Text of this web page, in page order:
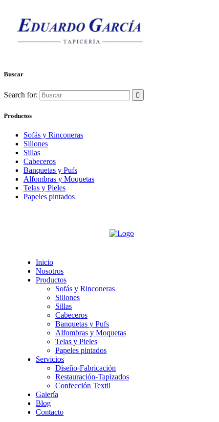
Buscar
Search for:
Productos
Sofás y Rinconeras
Sillones
Sillas
Cabeceros
Banquetas y Pufs
Alfombras y Moquetas
Telas y Pieles
Papeles pintados
Inicio
Nosotros
Productos
Sofás y Rinconeras
Sillones
Sillas
Cabeceros
Banquetas y Pufs
Alfombras y Moquetas
Telas y Pieles
Papeles pintados
Servicios
Diseño-Fabricación
Restauración-Tapizados
Confección Textil
Galería
Blog
Contacto